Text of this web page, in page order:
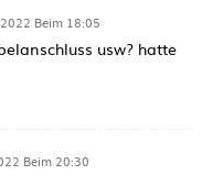
Beim 18:05
usw? hatte
Beim 20:30